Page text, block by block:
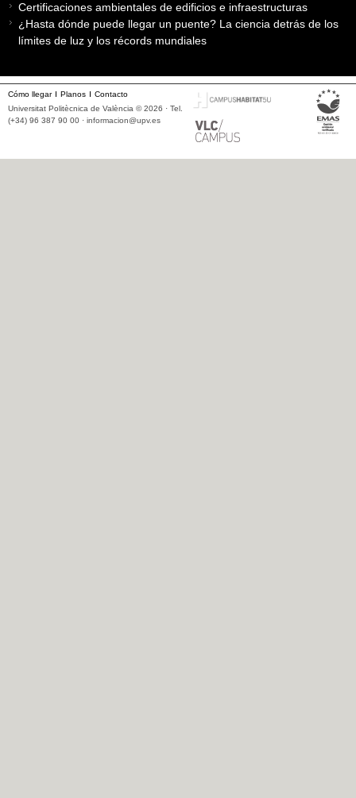
Certificaciones ambientales de edificios e infraestructuras
¿Hasta dónde puede llegar un puente? La ciencia detrás de los
límites de luz y los récords mundiales
Cómo llegar Planos
Contacto
Universitat Politècnica de València © 2026 · Tel.
(+34) 96 387 90 00 · informacion@upv.es